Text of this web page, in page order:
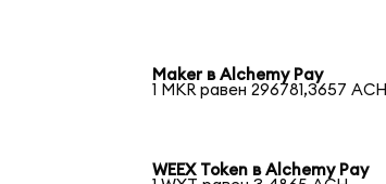
Maker в Alchemy Pay
1 MKR равен 296781,3657 ACH
WEEX Token в Alchemy Pay